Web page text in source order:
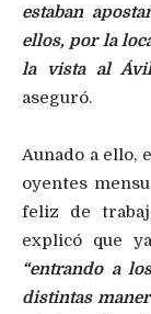
estaban
ellos, por la
la vista al
aseguró.
Aunado a ello,
oyentes
feliz de
explicó que
“entrando a
distintas